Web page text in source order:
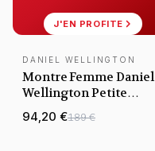
J'EN PROFITE
DANIEL WELLINGTON
Montre Femme Daniel
Wellington Petite
Emerald 36mm
DW00100481 cadran
94,20 €189 €